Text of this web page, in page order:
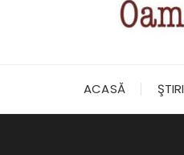
ACASĂ ŞTIRI